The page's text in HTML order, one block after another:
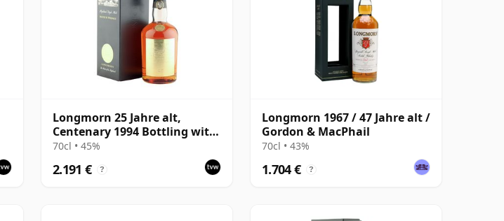
Longmorn 25 Jahre alt,
Centenary 1994 Bottling with
Presentation Box
70cl • 45%
2.191 € ?
Longmorn 1967 / 47 Jahre alt /
Gordon & MacPhail
70cl • 43%
1.704 € ?